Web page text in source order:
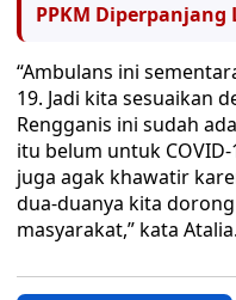
PPKM Diperpanjang
“Ambulans ini
19. Jadi kita sesuaikan
Rengganis ini sudah
itu belum untuk
juga agak khawatir
dua-duanya kita
masyarakat,” kata Atalia.